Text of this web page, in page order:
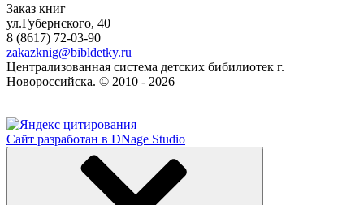
Заказ книг
ул.Губернского, 40
8 (8617) 72-03-90
zakazknig@bibldetky.ru
Централизованная система детских бибилиотек г.
Новороссийска. © 2010 - 2026
Сайт разработан в DNage Studio